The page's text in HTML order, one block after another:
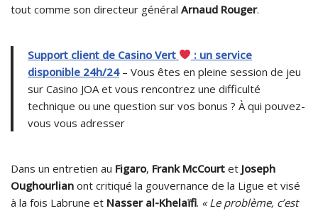
tout comme son directeur général Arnaud Rouger.
Support client de Casino Vert
: un service
disponible 24h/24– Vous êtes en pleine session de jeu
sur Casino JOA et vous rencontrez une difficulté
technique ou une question sur vos bonus ? À qui pouvez-
vous vous adresser
Dans un entretien au Figaro, Frank McCourt et Joseph
Oughourlian ont critiqué la gouvernance de la Ligue et visé
à la fois Labrune et Nasser al-Khelaïfi. « Le problème, c’est